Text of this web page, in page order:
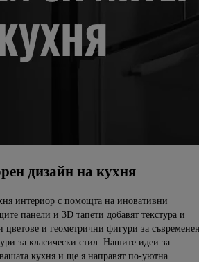
дизайн на кухня
интериор с помощта на иновативни
панели и 3D тапети добавят текстура и
цветове и геометрични фигури за
за класически стил. Нашите идеи за
кухня и ще я направят по-уютна.